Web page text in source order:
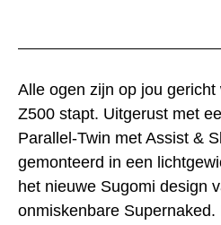
Alle ogen zijn op jou
Z500 stapt. Uitgerust met
Parallel-Twin met Assist &
gemonteerd in een
het nieuwe Sugomi design
onmiskenbare Supernaked.